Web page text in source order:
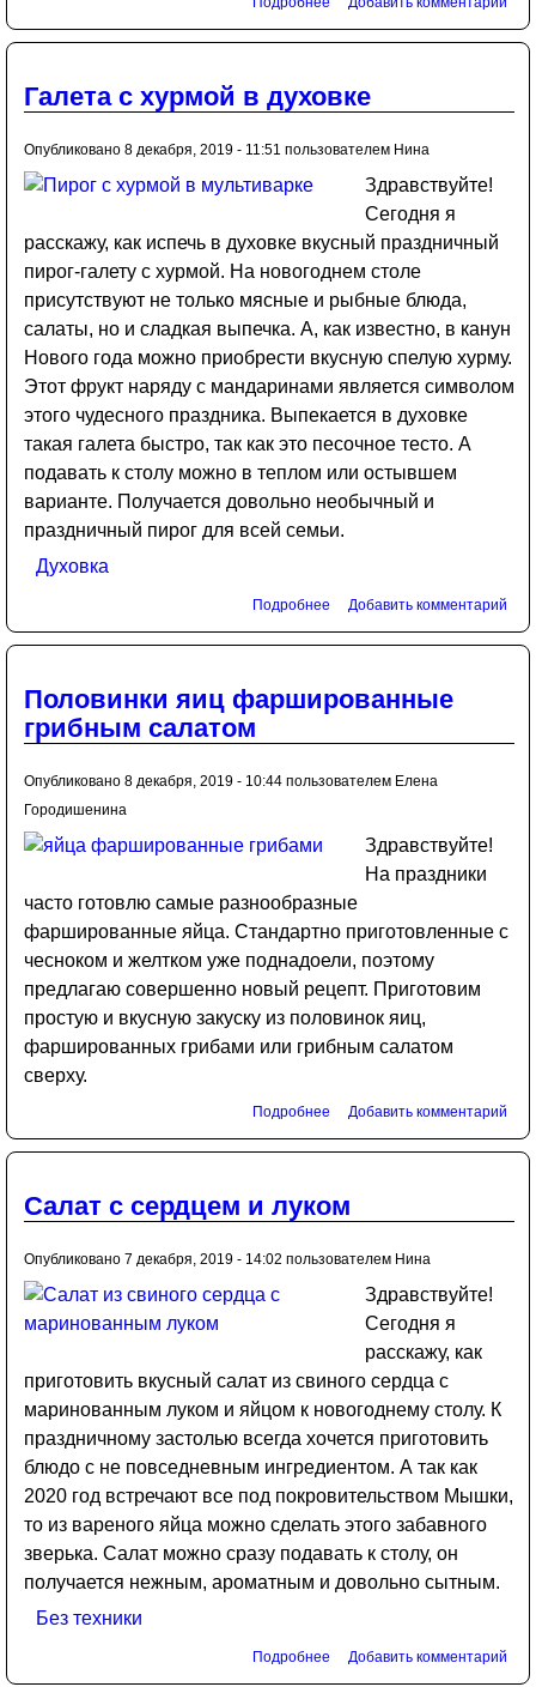
Галета с хурмой в духовке
Опубликовано 8 декабря, 2019 - 11:51 пользователем Нина
Здравствуйте!
Сегодня я
расскажу, как испечь в духовке вкусный праздничный
пирог-галету с хурмой. На новогоднем столе
присутствуют не только мясные и рыбные блюда,
салаты, но и сладкая выпечка. А, как известно, в канун
Нового года можно приобрести вкусную спелую хурму.
Этот фрукт наряду с мандаринами является символом
этого чудесного праздника. Выпекается в духовке
такая галета быстро, так как это песочное тесто. А
подавать к столу можно в теплом или остывшем
варианте. Получается довольно необычный и
праздничный пирог для всей семьи.
Духовка
Подробнее Добавить комментарий
Половинки яиц фаршированные
грибным салатом
Опубликовано 8 декабря, 2019 - 10:44 пользователем Елена
Городишенина
Здравствуйте!
На праздники
часто готовлю самые разнообразные
фаршированные яйца. Стандартно приготовленные с
чесноком и желтком уже поднадоели, поэтому
предлагаю совершенно новый рецепт. Приготовим
простую и вкусную закуску из половинок яиц,
фаршированных грибами или грибным салатом
сверху.
Подробнее Добавить комментарий
Салат с сердцем и луком
Опубликовано 7 декабря, 2019 - 14:02 пользователем Нина
Здравствуйте!
Сегодня я
расскажу, как
приготовить вкусный салат из свиного сердца с
маринованным луком и яйцом к новогоднему столу. К
праздничному застолью всегда хочется приготовить
блюдо с не повседневным ингредиентом. А так как
2020 год встречают все под покровительством Мышки,
то из вареного яйца можно сделать этого забавного
зверька. Салат можно сразу подавать к столу, он
получается нежным, ароматным и довольно сытным.
Без техники
Подробнее Добавить комментарий